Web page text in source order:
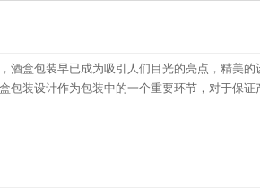
酒盒包装早已成为吸引人们目光的亮点，精美
包装设计作为包装中的一个重要环节，对于保